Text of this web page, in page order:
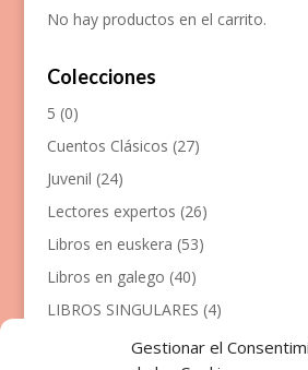
Gestionar el
No hay productos en el carrito.
Colecciones
5 (0)
Cuentos Clásicos (27)
Juvenil (24)
Lectores expertos (26)
Libros en euskera (53)
Libros en galego (40)
LIBROS SINGULARES (4)
Llibres en català (117)